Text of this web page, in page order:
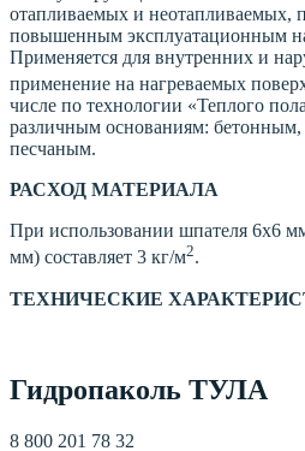
отапливаемых и неотапливаемых,
повышенным эксплуатационным
Применяется для внутренних и
применение на нагреваемых
числе по технологии «Теплого
различным основаниям:
песчаным.
РАСХОД МАТЕРИАЛА
При использовании шпателя 6х6
мм) составляет 3 кг/м2.
ТЕХНИЧЕСКИЕ
Гидропаколь ТУЛА
8 800 201 78 32